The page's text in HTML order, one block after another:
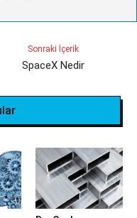
Sonraki İçerik
SpaceX Nedir